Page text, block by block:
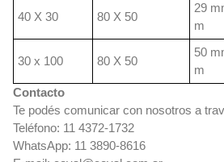
40 X 30 80 X 50
29
m
30 x 100 80 X 50
50
m
Contacto
Te podés comunicar con nosotros a
Teléfono: 11 4372-1732
WhatsApp: 11 3890-8616